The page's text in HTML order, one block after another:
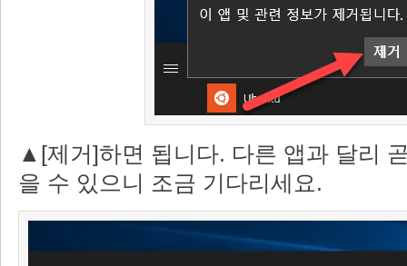
▲[제거]하면 됩니다. 다른 앱과 달리
을 수 있으니 조금 기다리세요.